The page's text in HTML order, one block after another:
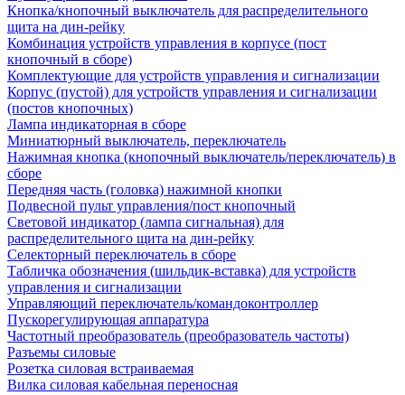
Кнопка/кнопочный выключатель для распределительного
щита на дин-рейку
Комбинация устройств управления в корпусе (пост
кнопочный в сборе)
Комплектующие для устройств управления и сигнализации
Корпус (пустой) для устройств управления и сигнализации
(постов кнопочных)
Лампа индикаторная в сборе
Миниатюрный выключатель, переключатель
Нажимная кнопка (кнопочный выключатель/переключатель) в
сборе
Передняя часть (головка) нажимной кнопки
Подвесной пульт управления/пост кнопочный
Световой индикатор (лампа сигнальная) для
распределительного щита на дин-рейку
Селекторный переключатель в сборе
Табличка обозначения (шильдик-вставка) для устройств
управления и сигнализации
Управляющий переключатель/командоконтроллер
Пускорегулирующая аппаратура
Частотный преобразователь (преобразователь частоты)
Разъемы силовые
Розетка силовая встраиваемая
Вилка силовая кабельная переносная